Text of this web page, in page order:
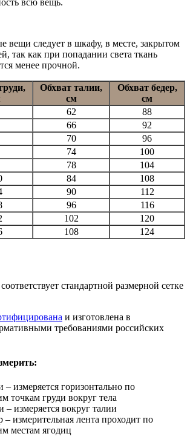
всю вещь.
вещи следует в шкафу, в месте, закрытом
так как при попадании света ткань
менее прочной.
Обхват талии,
см
Обхват бедер,
см
62
88
66
92
70
96
74
100
78
104
84
108
90
112
96
116
102
120
108 124
стандартной размерной сетке
и изготовлена в
требованиями российских
– измеряется горизонтально по
точкам груди вокруг тела
– измеряется вокруг талии
– измерительная лента проходит по
местам ягодиц